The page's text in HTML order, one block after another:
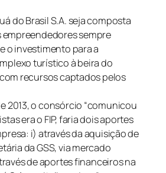
do Brasil S.A. seja composta
empreendedores sempre
o investimento para a
turístico à beira do
recursos captados pelos
2013, o consórcio “comunicou
era o FIP, faria dois aportes
i) através da aquisição de
da GSS, via mercado
de aportes financeiros na